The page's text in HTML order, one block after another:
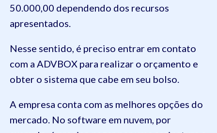
50.000,00 dependendo dos recursos
apresentados.
Nesse sentido, é preciso entrar em contato
com a ADVBOX para realizar o orçamento e
obter o sistema que cabe em seu bolso.
A empresa conta com as melhores opções do
mercado. No software em nuvem, por